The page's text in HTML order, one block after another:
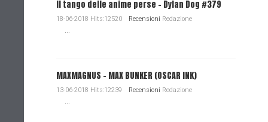
Il tango delle anime perse - Dylan Dog #379
18-06-2018 Hits:12520 Recensioni Redazione
...
MAXMAGNUS – MAX BUNKER (OSCAR INK)
13-06-2018 Hits:12239 Recensioni Redazione
...